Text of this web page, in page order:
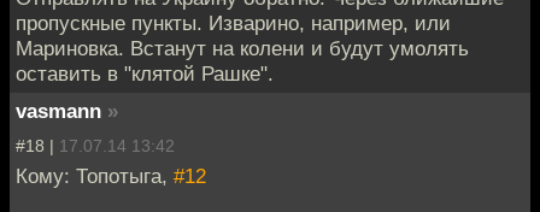
пропускные пункты. Изварино, например, или
Мариновка. Встанут на колени и будут умолять
оставить в "клятой Рашке".
vasmann »
#18 | 17.07.14 13:42
Кому: Топотыга, #12